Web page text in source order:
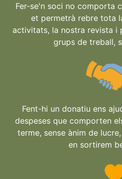
Fer-se'n soci no comporta
et permetrà rebre tota
activitats, la nostra revista i
grups de treball,
Fent-hi un donatiu ens
despeses que comporten
terme, sense ànim de
en sortirem